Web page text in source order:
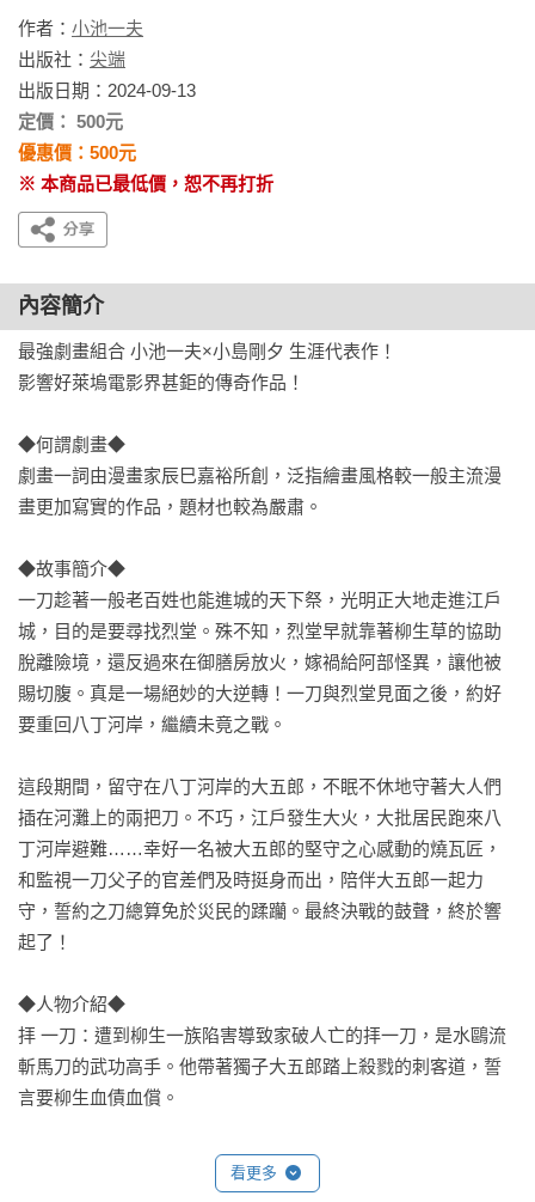
作者： 小池一夫
出版社： 尖端
出版日期：2024-09-13
定價： 500元
優惠價：500元
※ 本商品已最低價，恕不再打折
內容簡介
最強劇畫組合 小池一夫×小島剛夕 生涯代表作！
影響好萊塢電影界甚鉅的傳奇作品！
◆何謂劇畫◆
劇畫一詞由漫畫家辰巳嘉裕所創，泛指繪畫風格較一般主流漫
畫更加寫實的作品，題材也較為嚴肅。
◆故事簡介◆
一刀趁著一般老百姓也能進城的天下祭，光明正大地走進江戶
城，目的是要尋找烈堂。殊不知，烈堂早就靠著柳生草的協助
脫離險境，還反過來在御膳房放火，嫁禍給阿部怪異，讓他被
賜切腹。真是一場絕妙的大逆轉！一刀與烈堂見面之後，約好
要重回八丁河岸，繼續未竟之戰。
這段期間，留守在八丁河岸的大五郎，不眠不休地守著大人們
插在河灘上的兩把刀。不巧，江戶發生大火，大批居民跑來八
丁河岸避難……幸好一名被大五郎的堅守之心感動的燒瓦匠，
和監視一刀父子的官差們及時挺身而出，陪伴大五郎一起力
守，誓約之刀總算免於災民的蹂躪。最終決戰的鼓聲，終於響
起了！
◆人物介紹◆
拝 一刀：遭到柳生一族陷害導致家破人亡的拝一刀，是水鷗流
斬馬刀的武功高手。他帶著獨子大五郎踏上殺戮的刺客道，誓
言要柳生血債血償。
拝 大五郎：一刀的獨子。出生時就在慘死的母親阿薊的屍體旁
大哭。從小看盡血腥殺戮的大五郎，擁有一對代表著無我境界
看更多